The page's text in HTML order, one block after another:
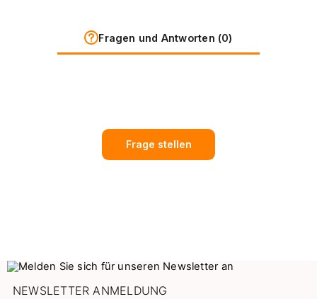
Fragen und Antworten (0)
Frage stellen
NEWSLETTER ANMELDUNG